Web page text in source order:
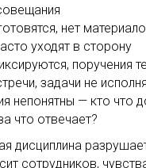
нет
уходят в сторону
поручения
задачи не
непонятны — кто что
что отвечает?
дисциплина
сотрудников,